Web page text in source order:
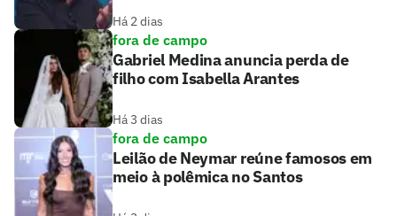
Há 2 dias
fora de campo
Gabriel Medina anuncia perda de
filho com Isabella Arantes
Há 3 dias
fora de campo
Leilão de Neymar reúne famosos em
meio à polêmica no Santos